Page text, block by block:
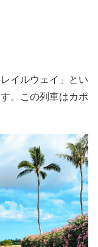
イルウェイ」とい
。この列車はカポ